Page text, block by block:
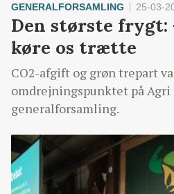
GENERALFORSAMLING 25-03-
Den største frygt:
køre os trætte
CO2-afgift og grøn trepart
omdrejningspunktet på Agri
generalforsamling.